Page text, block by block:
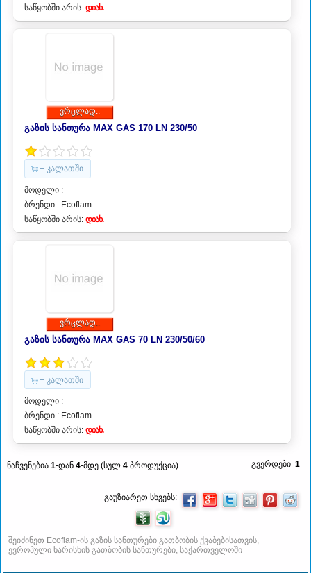
საწყობში არის: დიახ.
ვრცლად..
გაზის სანთურა MAX GAS 170 LN 230/50
+ კალათში
მოდელი :
ბრენდი : Ecoflam
საწყობში არის: დიახ.
ვრცლად..
გაზის სანთურა MAX GAS 70 LN 230/50/60
+ კალათში
მოდელი :
ბრენდი : Ecoflam
საწყობში არის: დიახ.
გვერდები 1
ნაჩვენებია 1-დან 4-მდე (სულ 4 პროდუქცია)
გაუზიარეთ სხვებს:
შეიძინეთ Ecoflam-ის გაზის სანთურები გათბობის ქვაბებისათვის,
ევროპული ხარისხის გათბობის სანთურები, საქართველოში